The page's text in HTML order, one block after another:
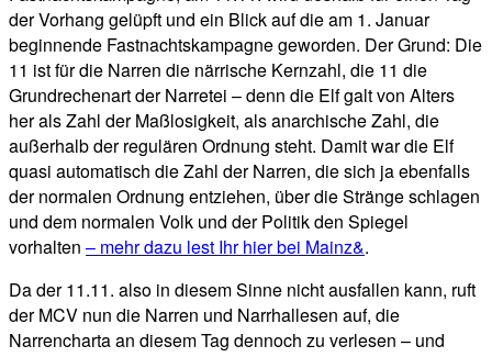
der Vorhang gelüpft und ein Blick auf die am 1. Januar
beginnende Fastnachtskampagne geworden. Der Grund: Die
11 ist für die Narren die närrische Kernzahl, die 11 die
Grundrechenart der Narretei – denn die Elf galt von Alters
her als Zahl der Maßlosigkeit, als anarchische Zahl, die
außerhalb der regulären Ordnung steht. Damit war die Elf
quasi automatisch die Zahl der Narren, die sich ja ebenfalls
der normalen Ordnung entziehen, über die Stränge schlagen
und dem normalen Volk und der Politik den Spiegel
vorhalten – mehr dazu lest Ihr hier bei Mainz&.
Da der 11.11. also in diesem Sinne nicht ausfallen kann, ruft
der MCV nun die Narren und Narrhallesen auf, die
Narrencharta an diesem Tag dennoch zu verlesen – und